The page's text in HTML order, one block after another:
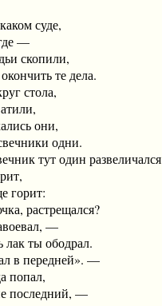
суде,
—
скопили,
те дела.
стола,
они,
одни.
тут один развеличался
растрещался?
—
ты ободрал.
в передней». —
попал,
последний, —